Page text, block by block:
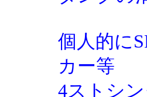
個人的に
カー等
4ストシ